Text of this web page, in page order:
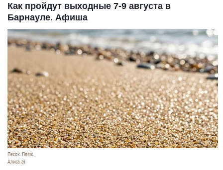
Как пройдут выходные 7-9 августа в
Барнауле. Афиша
Песок. Пляж.
Алиса ai